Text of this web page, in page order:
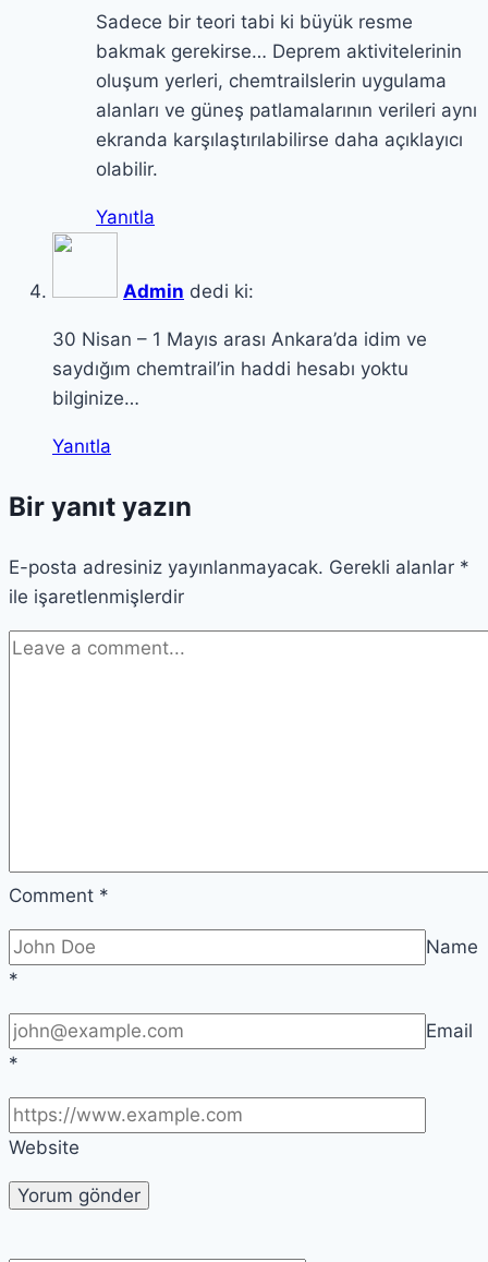
Sadece bir teori tabi ki büyük resme
bakmak gerekirse… Deprem aktivitelerinin
oluşum yerleri, chemtrailslerin uygulama
alanları ve güneş patlamalarının verileri aynı
ekranda karşılaştırılabilirse daha açıklayıcı
olabilir.
Yanıtla
Admin dedi ki:
30 Nisan – 1 Mayıs arası Ankara’da idim ve
saydığım chemtrail’in haddi hesabı yoktu
bilginize…
Yanıtla
Bir yanıt yazın
E-posta adresiniz yayınlanmayacak. Gerekli alanlar *
ile işaretlenmişlerdir
Comment *
Name
*
Email
*
Website